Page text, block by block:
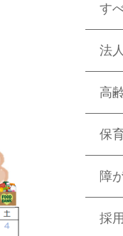
す
法
高
保
障
採